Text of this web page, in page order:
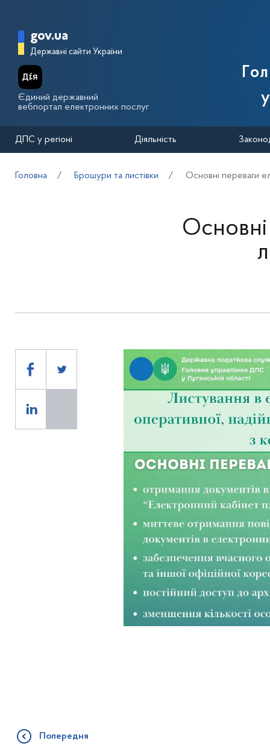
Головна сторінка Державної
gov.ua
Державні сайти України
Єдиний державний
вебпортал електронних послуг
ДПС у регіоні Діяльність
Головна Брошури та листівки Основні переваги
Попередня